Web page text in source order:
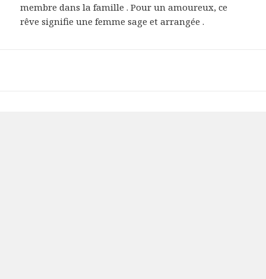
membre dans la famille . Pour un amoureux, ce
rêve signifie une femme sage et arrangée .